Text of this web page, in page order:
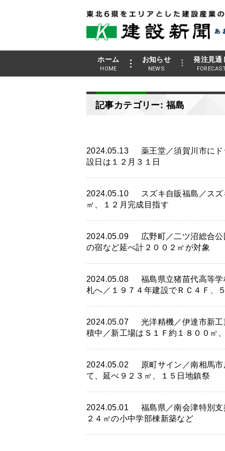
ホーム
HOME
お知らせ
NEWS
発注見通
記事カテゴリー: 福島
2024.05.13
薬王堂／須賀川市に
設日は１２月３１日
2024.05.10
スズキ自販福島／ス
㎡、１２月完成目指す
2024.05.09
広野町／二ツ沼総合
の宿など延べ計２００２㎡が対象
2024.05.08
福島県立猪苗代高等
札へ／１９７４年建設でＲＣ４Ｆ、
2024.05.07
光洋精機／伊達市新
積中／新工場はＳ１Ｆ約１８００㎡
2024.05.02
原町サイン／南相馬
て、延べ９２３㎡、１５日地鎮祭
2024.05.01
福島県／南会津特別
２４㎡の小中学部棟新築など